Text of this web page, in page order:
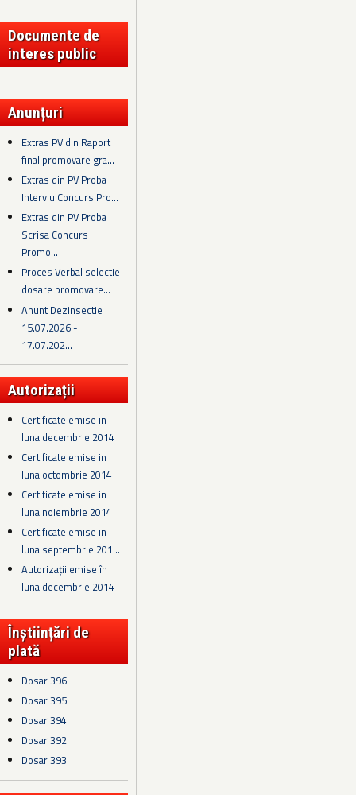
Documente de
interes public
Anunțuri
Extras PV din Raport
final promovare gra...
Extras din PV Proba
Interviu Concurs Pro...
Extras din PV Proba
Scrisa Concurs
Promo...
Proces Verbal selectie
dosare promovare...
Anunt Dezinsectie
15.07.2026 -
17.07.202...
Autorizații
Certificate emise in
luna decembrie 2014
Certificate emise in
luna octombrie 2014
Certificate emise in
luna noiembrie 2014
Certificate emise in
luna septembrie 201...
Autorizații emise în
luna decembrie 2014
Înștiințări de
plată
Dosar 396
Dosar 395
Dosar 394
Dosar 392
Dosar 393